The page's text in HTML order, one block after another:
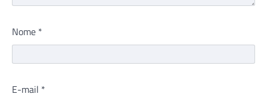
Nome *
E-mail *